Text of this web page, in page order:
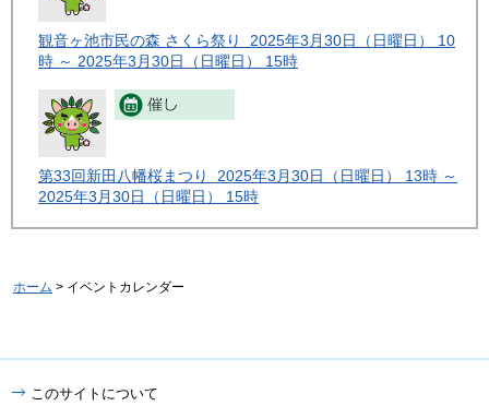
観音ヶ池市民の森 さくら祭り 2025年3月30日（日曜日） 10
時 ～ 2025年3月30日（日曜日） 15時
第33回新田八幡桜まつり 2025年3月30日（日曜日） 13時 ～
2025年3月30日（日曜日） 15時
ホーム > イベントカレンダー
このサイトについて